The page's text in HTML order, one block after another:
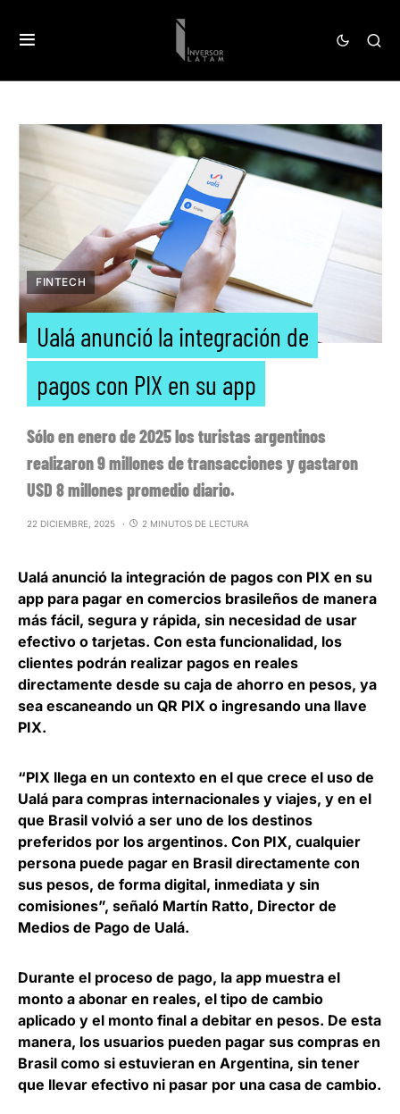
FINTECH
Ualá anunció la integración de
pagos con PIX en su app
Sólo en enero de 2025 los turistas argentinos
realizaron 9 millones de transacciones y gastaron
USD 8 millones promedio diario.
22 DICIEMBRE, 2025 2 MINUTOS DE LECTURA
Ualá anunció la integración de pagos con PIX en su
app para pagar en comercios brasileños de manera
más fácil, segura y rápida, sin necesidad de usar
efectivo o tarjetas. Con esta funcionalidad, los
clientes podrán realizar pagos en reales
directamente desde su caja de ahorro en pesos, ya
sea escaneando un QR PIX o ingresando una llave
PIX.
“PIX llega en un contexto en el que crece el uso de
Ualá para compras internacionales y viajes, y en el
que Brasil volvió a ser uno de los destinos
preferidos por los argentinos. Con PIX, cualquier
persona puede pagar en Brasil directamente con
sus pesos, de forma digital, inmediata y sin
comisiones”, señaló Martín Ratto, Director de
Medios de Pago de Ualá.
Durante el proceso de pago, la app muestra el
monto a abonar en reales, el tipo de cambio
aplicado y el monto final a debitar en pesos. De esta
manera, los usuarios pueden pagar sus compras en
Brasil como si estuvieran en Argentina, sin tener
que llevar efectivo ni pasar por una casa de cambio.